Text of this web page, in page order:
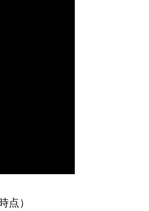
点）